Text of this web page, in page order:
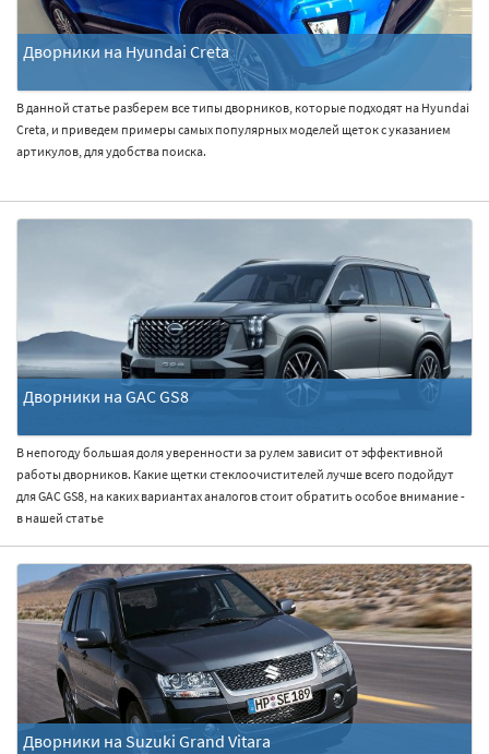
Дворники на Hyundai Creta
В данной статье разберем все типы дворников, которые подходят на Hyundai
Creta, и приведем примеры самых популярных моделей щеток с указанием
артикулов, для удобства поиска.
Дворники на GAC GS8
В непогоду большая доля уверенности за рулем зависит от эффективной
работы дворников. Какие щетки стеклоочистителей лучше всего подойдут
для GAC GS8, на каких вариантах аналогов стоит обратить особое внимание -
в нашей статье
Дворники на Suzuki Grand Vitara